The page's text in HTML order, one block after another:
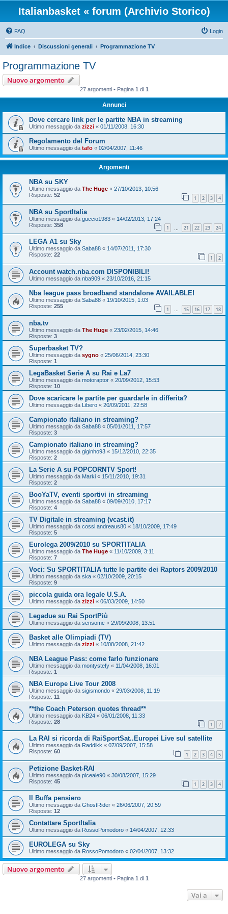
Italianbasket « forum (Archivio Storico)
FAQ Login
Indice Discussioni generali Programmazione TV
Programmazione TV
Nuovo argomento
27 argomenti • Pagina 1 di 1
Annunci
Dove cercare link per le partite NBA in streaming
Ultimo messaggio da zizzi « 01/11/2008, 16:30
Regolamento del Forum
Ultimo messaggio da tafo « 02/04/2007, 11:46
Argomenti
NBA su SKY
Ultimo messaggio da The Huge « 27/10/2013, 10:56
Risposte: 52 1 2 3 4
NBA su SportItalia
Ultimo messaggio da guccio1983 « 14/02/2013, 17:24
Risposte: 358 1 21 22 23 24
LEGA A1 su Sky
Ultimo messaggio da Saba88 « 14/07/2011, 17:30
Risposte: 22 1 2
Account watch.nba.com DISPONIBILI!
Ultimo messaggio da nba909 « 23/10/2016, 21:15
Nba league pass broadband standalone AVAILABLE!
Ultimo messaggio da Saba88 « 19/10/2015, 1:03
Risposte: 255 1 … 15 16 17 18
nba.tv
Ultimo messaggio da The Huge « 23/02/2015, 14:46
Risposte: 3
Superbasket TV?
Ultimo messaggio da sygno « 25/06/2014, 23:30
Risposte: 1
LegaBasket Serie A su Rai e La7
Ultimo messaggio da motoraptor « 20/09/2012, 15:53
Risposte: 10
Dove scaricare le partite per guardarle in differita?
Ultimo messaggio da Libero « 20/09/2011, 22:58
Campionato italiano in streaming?
Ultimo messaggio da Saba88 « 05/01/2011, 17:57
Risposte: 3
Campionato italiano in streaming?
Ultimo messaggio da giginho93 « 15/12/2010, 22:35
Risposte: 2
La Serie A su POPCORNTV Sport!
Ultimo messaggio da Marki « 15/11/2010, 19:31
Risposte: 2
BooYaTV, eventi sportivi in streaming
Ultimo messaggio da Saba88 « 09/09/2010, 17:17
Risposte: 4
TV Digitale in streaming (vcast.it)
Ultimo messaggio da cossi.andreaus80 « 18/10/2009, 17:49
Risposte: 5
Eurolega 2009/2010 su SPORTITALIA
Ultimo messaggio da The Huge « 11/10/2009, 3:11
Risposte: 7
Voci: Su SPORTITALIA tutte le partite dei Raptors 2009/2010
Ultimo messaggio da ska « 02/10/2009, 20:15
Risposte: 9
piccola guida ora legale U.S.A.
Ultimo messaggio da zizzi « 06/03/2009, 14:50
Legadue su Rai SportPiù
Ultimo messaggio da sensomc « 29/09/2008, 13:51
Basket alle Olimpiadi (TV)
Ultimo messaggio da zizzi « 10/08/2008, 21:42
NBA League Pass: come farlo funzionare
Ultimo messaggio da montystefy « 11/04/2008, 16:01
Risposte: 1
NBA Europe Live Tour 2008
Ultimo messaggio da sigismondo « 29/03/2008, 11:19
Risposte: 11
**the Coach Peterson quotes thread**
Ultimo messaggio da KB24 « 06/01/2008, 11:33
Risposte: 28 1 2
La RAI si ricorda di RaiSportSat..Europei Live sul satellite
Ultimo messaggio da Raddikk « 07/09/2007, 15:58
Risposte: 60 1 2 3 4 5
Petizione Basket-RAI
Ultimo messaggio da piceale90 « 30/08/2007, 15:29
Risposte: 45 1 2 3 4
Il Buffa pensiero
Ultimo messaggio da GhostRider « 26/06/2007, 20:59
Risposte: 12
Contattare SportItalia
Ultimo messaggio da RossoPomodoro « 14/04/2007, 12:33
EUROLEGA su Sky
Ultimo messaggio da RossoPomodoro « 02/04/2007, 13:32
Nuovo argomento
27 argomenti • Pagina 1di 1
Vai a